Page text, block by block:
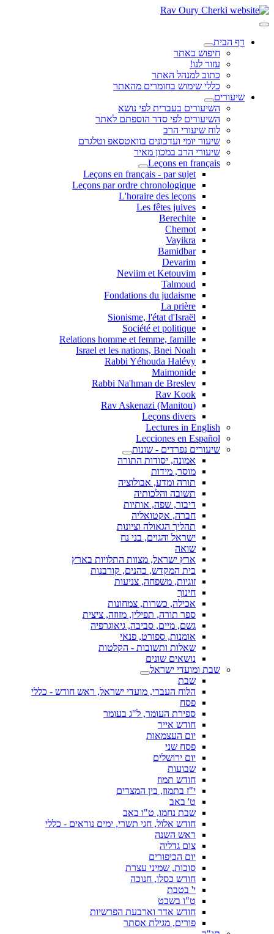
דף הבית
חיפוש באתר
עזור לנו!
כתוב למנהל האתר
כללי שימוש בחומרים מהאתר
שיעורים
השיעורים בעברית לפי נושא
השיעורים לפי סדר הוספתם לאתר
לוח שיעורי הרב
שיעור יומי ועדכונים בוואטסאפ וטלגרם
שיעורי הרב במכון מאיר
Leçons en français
Leçons en français - par sujet
Leçons par ordre chronologique
L'horaire des leçons
Les fêtes juives
Berechite
Chemot
Vayikra
Bamidbar
Devarim
Neviim et Ketouvim
Talmoud
Fondations du judaisme
La prière
Sionisme, l'état d'Israël
Société et politique
Relations homme et femme, famille
Israel et les nations, Bnei Noah
Rabbi Yéhouda Halévy
Maimonide
Rabbi Na'hman de Breslev
Rav Kook
(Rav Askenazi (Manitou
Leçons divers
Lectures in English
Lecciones en Español
שיעורים נפרדים - שונות
אמונה, יסודות התורה
מוסר, מידות
תורה ומדע, אבולוציה
תשובה והלכותיה
דיבור, שפה, אותיות
חברה, אקטואליה
תהליך הגאולה וציונות
ישראל והגוים, בני נח
שואה
ארץ ישראל, מצוות התלויות בארץ
בית המקדש, כהנים, קורבנות
זוגיות, משפחה, צניעות
חינוך
אכילה, כשרות, צמחונות
ספר תורה, תפילין, מזוזה, ציצית
גשם, מיים, סביבה, גיאוגרפיה
אומנות, ספורט, פנאי
שאלות ותשובות - הקלטות
נושאים שונים
שבת ומועדי ישראל
שבת
הלוח העברי, מועדי ישראל, ראש חודש - כללי
פסח
ספירת העומר, ל"ג בעומר
חודש אייר
יום העצמאות
פסח שני
יום ירושלים
שבועות
חודש תמוז
י"ז בתמוז, בין המצרים
ט' באב
שבת נחמו, ט"ו באב
חודש אלול, חגי תשרי, ימים נוראים - כללי
ראש השנה
צום גדליה
יום הכיפורים
סוכות, שמיני עצרת
חודש כסלו, חנוכה
י' בטבת
ט"ו בשבט
חודש אדר וארבעת הפרשיות
פורים, מגילת אסתר